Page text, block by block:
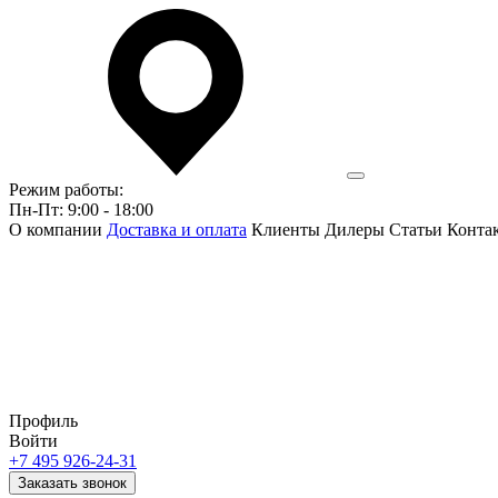
Режим работы:
Пн-Пт: 9:00 - 18:00
О компании Доставка и оплата Клиенты Дилеры Статьи
Профиль
Войти
+7 495 926-24-31
Заказать звонок